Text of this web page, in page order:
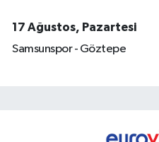
17 Ağustos, Pazartesi
Samsunspor - Göztepe